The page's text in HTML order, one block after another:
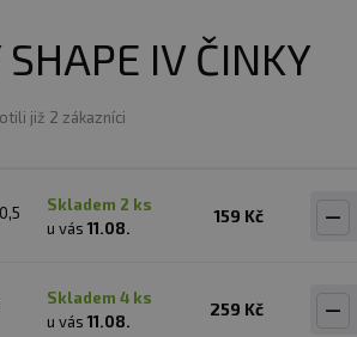
SHAPE IV ČINKY
již 2 zákazníci
skladem 2 ks
u vás11.08.
159 Kč
skladem 4 ks
u vás11.08.
259 Kč